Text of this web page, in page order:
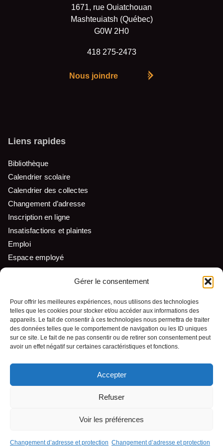
Gérer le consentement
Pour offrir les meilleures expériences, nous utilisons des technologies
telles que les cookies pour stocker et/ou accéder aux informations des
appareils. Le fait de consentir à ces technologies nous permettra de traiter
des données telles que le comportement de navigation ou les ID uniques
sur ce site. Le fait de ne pas consentir ou de retirer son consentement peut
avoir un effet négatif sur certaines caractéristiques et fonctions.
Accepter
Refuser
Voir les préférences
Changement d’adresse et protection Changement d’adresse et protection
1671, rue Ouiatchouan
Mashteuiatsh (Québec)
G0W 2H0
418 275-2473
Nous joindre
Liens rapides
Bibliothèque
Calendrier scolaire
Calendrier des collectes
Changement d’adresse
Inscription en ligne
Insatisfactions et plaintes
Emploi
Espace employé
Nous suivre